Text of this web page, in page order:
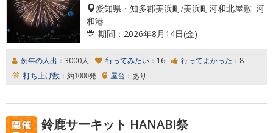
愛知県・知多郡美浜町/美浜町河和北屋敷 河
和港
期間： 2026年8月14日(金)
例年の人出： 3000人 行ってみたい： 16 行ってよかった： 8
打ち上げ数： 約1000発 屋台： あり
鈴鹿サーキット HANABI祭